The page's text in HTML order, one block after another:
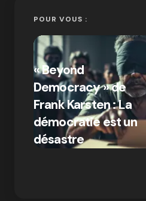
POUR VOUS :
« Beyond
Democracy » de
Frank Karsten : La
démocratie est un
désastre